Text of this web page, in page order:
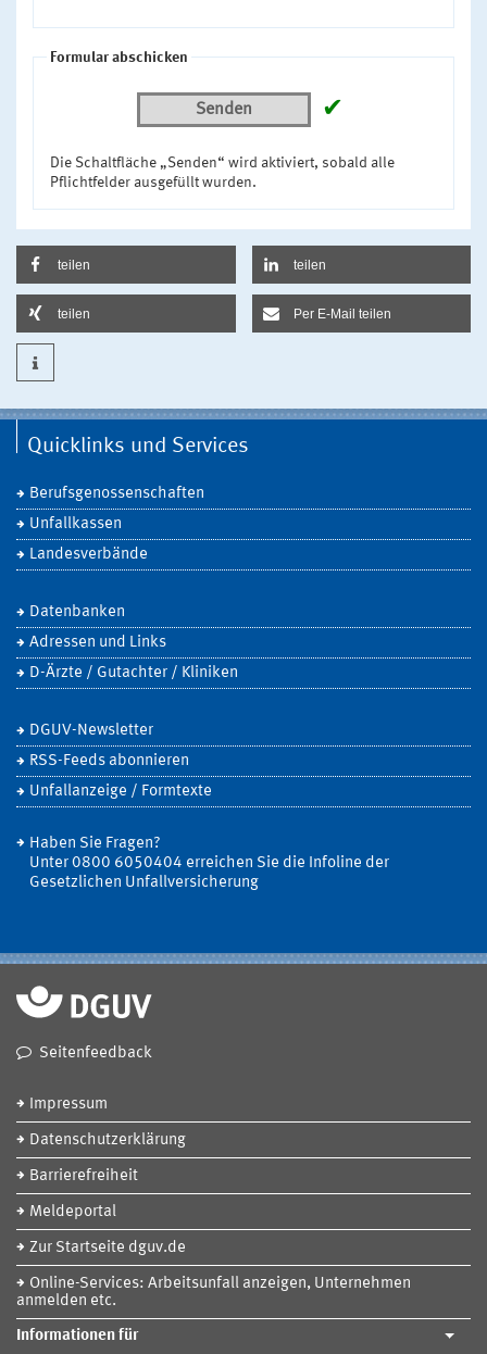
Formular abschicken
Senden ✔
Die Schaltfläche „Senden“ wird aktiviert, sobald alle
Pflichtfelder ausgefüllt wurden.
teilen teilen
teilen Per E-Mail teilen
Quicklinks und Services
Berufsgenossenschaften
Unfallkassen
Landesverbände
Datenbanken
Adressen und Links
D-Ärzte / Gutachter / Kliniken
DGUV-Newsletter
RSS-Feeds abonnieren
Unfallanzeige / Formtexte
Haben Sie Fragen?
Unter 0800 6050404 erreichen Sie die Infoline der
Gesetzlichen Unfallversicherung
Seitenfeedback
Impressum
Datenschutzerklärung
Barrierefreiheit
Meldeportal
Zur Startseite dguv.de
Online-Services: Arbeitsunfall anzeigen, Unternehmen
anmelden etc.
Informationen für